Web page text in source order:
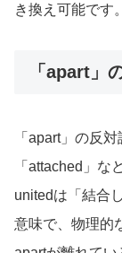
き換え可能です。
「apart」
「apart」の反対
「attached」な
unitedは「結合
意味で、物理的